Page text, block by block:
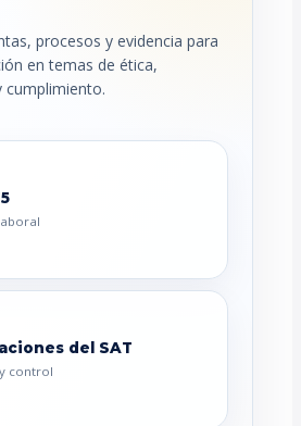
procesos y evidencia para
en temas de ética,
cumplimiento.
del SAT
control